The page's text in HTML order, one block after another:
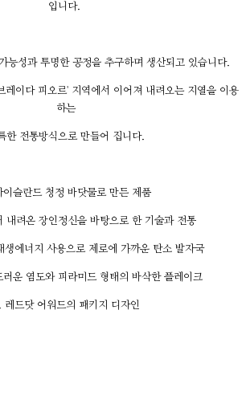
입니다.
능성과 투명한 공정을 추구하며 생산되고 있습니다.
레이다 피오르' 지역에서 이어져 내려오는 지열을 이용
하는
한 전통방식으로 만들어 집니다.
이슬란드 청정 바닷물로 만든 제품
내려온 장인정신을 바탕으로 한 기술과 전통
생에너지 사용으로 제로에 가까운 탄소 발자국
운 염도와 피라미드 형태의 바삭한 플레이크
레드닷 어워드의 패키지 디자인